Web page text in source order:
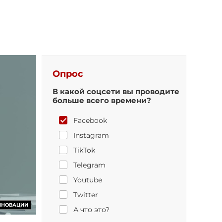
Опрос
В какой соцсети вы проводите
больше всего времени?
Facebook
Instagram
TikTok
Telegram
Youtube
Twitter
А что это?